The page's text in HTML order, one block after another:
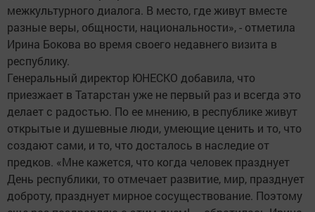
межкультурного диалога. В место, где живут вместе
разные веры, общности, национальности», - отметила
Ирина Бокова во время своего недавнего визита в
республику.
Генеральный директор ЮНЕСКО добавила, что
приезжает в Татарстан уже не первый раз и всегда это
делает с радостью. По ее мнению, в республике живут
открытые и душевные люди, умеющие ценить и то, что
создают сами, и то, что досталось в наследие от
предков. «Мне кажется, что когда человек празднует
День республики, то отмечает развитие, мир, празднует
доброту, празднует мирное сосуществование. Поэтому